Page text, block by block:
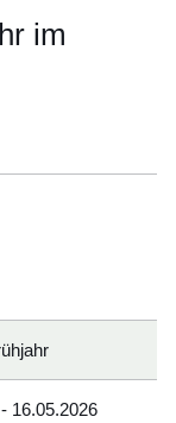
im
16.05.2026